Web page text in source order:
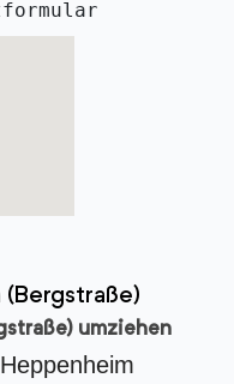
umziehen